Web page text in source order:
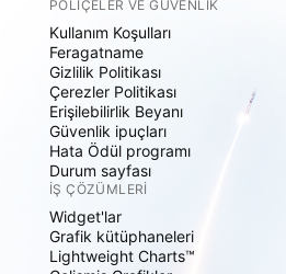
POLIÇELER VE GÜVENLIK
Kullanım Koşulları
Feragatname
Gizlilik Politikası
Çerezler Politikası
Erişilebilirlik Beyanı
Güvenlik ipuçları
Hata Ödül programı
Durum sayfası
İŞ ÇÖZÜMLERI
Widget'lar
Grafik kütüphaneleri
Lightweight Charts™